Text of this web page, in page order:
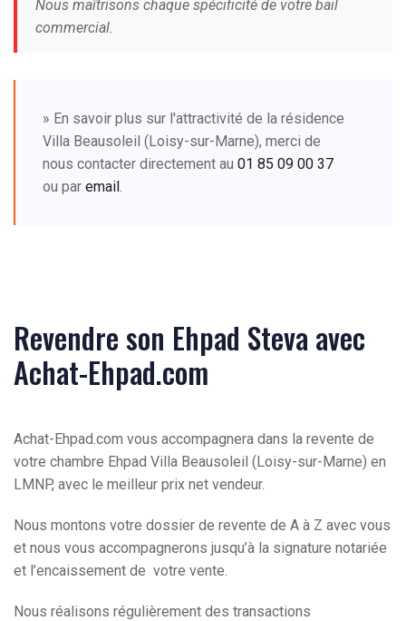
Nous maîtrisons chaque spécificité de votre bail
commercial.
» En savoir plus sur l'attractivité de la résidence
Villa Beausoleil (Loisy-sur-Marne), merci de
nous contacter directement au 01 85 09 00 37
ou par email
Revendre son Ehpad Steva avec
Achat-Ehpad.com
Achat-Ehpad.com vous accompagnera dans la revente de
votre chambre Ehpad Villa Beausoleil (Loisy-sur-Marne) en
LMNP, avec le meilleur prix net vendeur.
Nous montons votre dossier de revente de A à Z avec vous
et nous vous accompagnerons jusqu’à la signature notariée
et l’encaissement de votre vente.
Nous réalisons régulièrement des transactions